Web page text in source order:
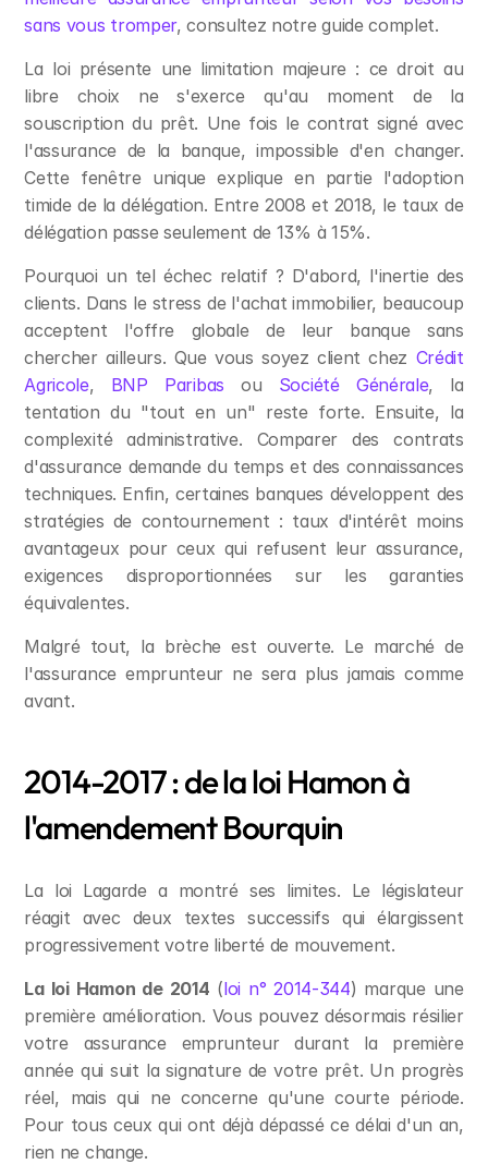
sans vous tromper, consultez notre guide complet.
La loi présente une limitation majeure : ce droit au
libre choix ne s'exerce qu'au moment de la
souscription du prêt. Une fois le contrat signé avec
l'assurance de la banque, impossible d'en changer.
Cette fenêtre unique explique en partie l'adoption
timide de la délégation. Entre 2008 et 2018, le taux de
délégation passe seulement de 13% à 15%.
Pourquoi un tel échec relatif ? D'abord, l'inertie des
clients. Dans le stress de l'achat immobilier, beaucoup
acceptent l'offre globale de leur banque sans
chercher ailleurs. Que vous soyez client chez Crédit
Agricole, BNP Paribas ou Société Générale, la
tentation du "tout en un" reste forte. Ensuite, la
complexité administrative. Comparer des contrats
d'assurance demande du temps et des connaissances
techniques. Enfin, certaines banques développent des
stratégies de contournement : taux d'intérêt moins
avantageux pour ceux qui refusent leur assurance,
exigences disproportionnées sur les garanties
équivalentes.
Malgré tout, la brèche est ouverte. Le marché de
l'assurance emprunteur ne sera plus jamais comme
avant.
2014-2017 : de la loi Hamon à
l'amendement Bourquin
La loi Lagarde a montré ses limites. Le législateur
réagit avec deux textes successifs qui élargissent
progressivement votre liberté de mouvement.
La loi Hamon de 2014 (loi n° 2014-344) marque une
première amélioration. Vous pouvez désormais résilier
votre assurance emprunteur durant la première
année qui suit la signature de votre prêt. Un progrès
réel, mais qui ne concerne qu'une courte période.
Pour tous ceux qui ont déjà dépassé ce délai d'un an,
rien ne change.